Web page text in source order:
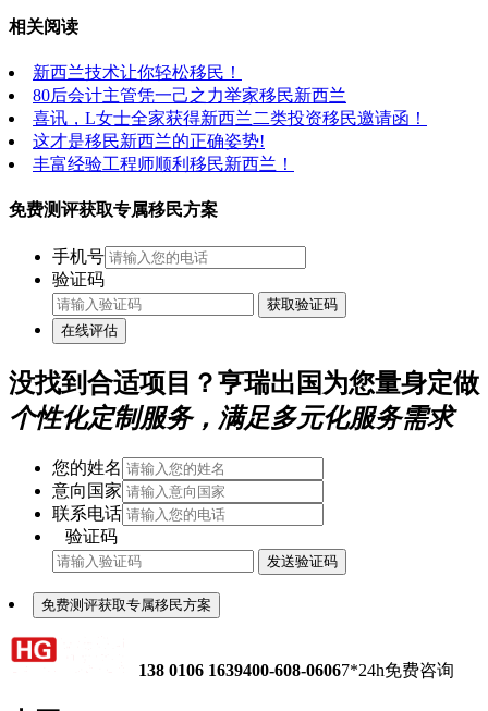
相关阅读
新西兰技术让你轻松移民！
80后会计主管凭一己之力举家移民新西兰
喜讯，L女士全家获得新西兰二类投资移民邀请函！
这才是移民新西兰的正确姿势!
丰富经验工程师顺利移民新西兰！
免费测评获取专属移民方案
手机号
验证码
获取验证码
在线评估
没找到合适项目？亨瑞出国为您量身定做
个性化定制服务，满足多元化服务需求
您的姓名
意向国家
联系电话
验证码
发送验证码
免费测评获取专属移民方案
138 0106 1639400-608-06067*24h免费咨询